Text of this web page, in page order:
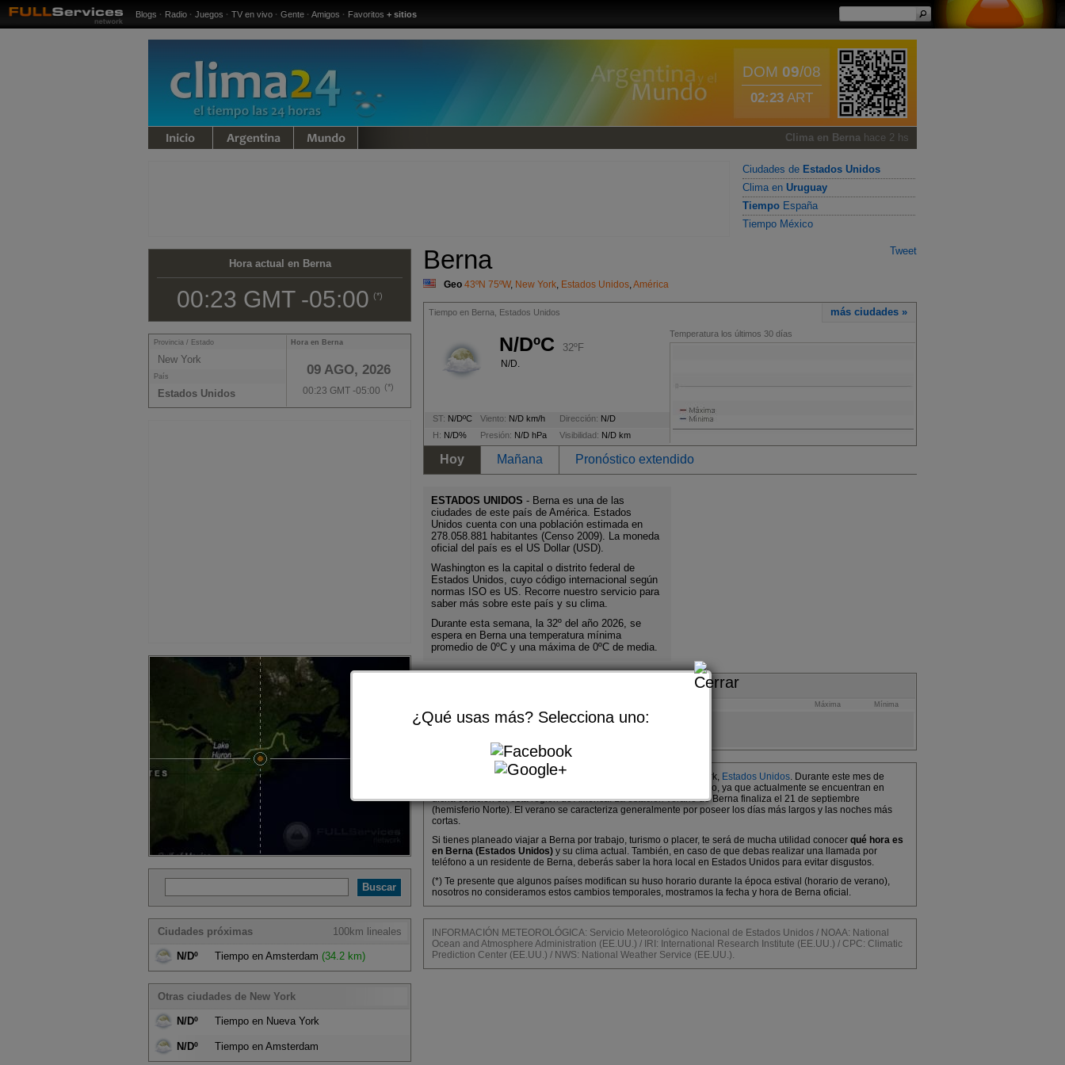
Blogs · Radio · Juegos · TV en vivo · Gente · Amigos · Favoritos + sitios
DOM 09/08
02:23 ART
Clima en Berna hace 2 hs
Ciudades de Estados Unidos
Clima en Uruguay
Tiempo España
Tiempo México
Hora actual en Berna
00:23 GMT -05:00 (*)
Hora en Berna
09 AGO, 2026
00:23 GMT -05:00 (*)
Provincia / Estado
New York
País
Estados Unidos
100km lineales
Ciudades próximas
N/Dº Tiempo en Amsterdam (34.2 km)
Otras ciudades de New York
N/Dº Tiempo en Nueva York
N/Dº Tiempo en Amsterdam
Tweet
Berna
Geo 43ºN 75ºW, New York, Estados Unidos,América
más ciudades »
Tiempo en Berna, Estados Unidos
Temperatura los últimos 30 días
N/DºC 32ºF
N/D.
ST: N/DºC Viento: N/D km/h Dirección: N/D
H: N/D% Presión: N/D hPa Visibilidad: N/D km
Hoy Mañana Pronóstico extendido
ESTADOS UNIDOS - Berna es una de las
ciudades de este país de América. Estados
Unidos cuenta con una población estimada en
278.058.881 habitantes (Censo 2009). La moneda
oficial del país es el US Dollar (USD).
Washington es la capital o distrito federal de
Estados Unidos, cuyo código internacional según
normas ISO es US. Recorre nuestro servicio para
saber más sobre este país y su clima.
Durante esta semana, la 32º del año 2026, se
espera en Berna una temperatura mínima
promedio de 0ºC y una máxima de 0ºC de media.
Máxima Mínima
Berna es una ciudad turística ubicada en la provincia de New York, Estados Unidos. Durante este mes de
es el característico de verano, ya que actualmente se encuentran en
dicha estación en esta región de América. La estación verano de Berna finaliza el 21 de septiembre
(hemisferio Norte). El verano se caracteriza generalmente por poseer los días más largos y las noches más
cortas.
Si tienes planeado viajar a Berna por trabajo, turismo o placer, te será de mucha utilidad conocer qué hora es
en Berna (Estados Unidos) y su clima actual. También, en caso de que debas realizar una llamada por
teléfono a un residente de Berna, deberás saber la hora local en Estados Unidos para evitar disgustos.
(*) Te presente que algunos países modifican su huso horario durante la época estival (horario de verano),
nosotros no consideramos estos cambios temporales, mostramos la fecha y hora de Berna oficial.
INFORMACIÓN METEOROLÓGICA: Servicio Meteorológico Nacional de Estados Unidos / NOAA: National
Ocean and Atmosphere Administration (EE.UU.) / IRI: International Research Institute (EE.UU.) / CPC: Climatic
Prediction Center (EE.UU.) / NWS: National Weather Service (EE.UU.).
¿Qué usas más? Selecciona uno: